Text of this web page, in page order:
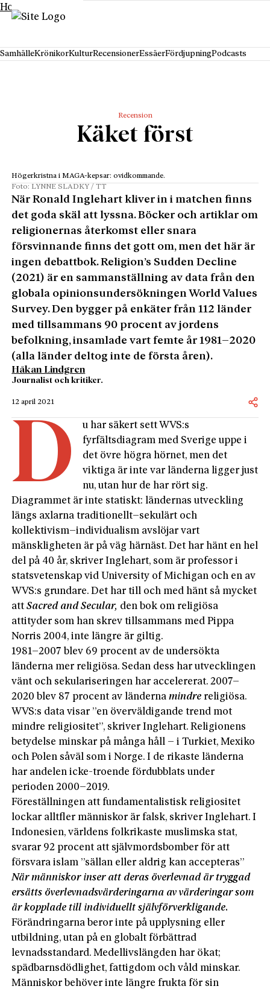
Hoppa till innehåll
SamhälleKrönikorKulturRecensionerEssäerFördjupningPodcasts
Recension
Käket först
Högerkristna i MAGA-kepsar: ovidkommande.
Foto: LYNNE SLADKY / TT
När Ronald Inglehart kliver in i matchen finns
det goda skäl att lyssna. Böcker och artiklar om
religionernas återkomst eller snara
försvinnande finns det gott om, men det här är
ingen debattbok. Religion’s Sudden Decline
(2021) är en sammanställning av data från den
globala opinionsundersökningen World Values
Survey. Den bygger på enkäter från 112 länder
med tillsammans 90 procent av jordens
befolkning, insamlade vart femte år 1981–2020
(alla länder deltog inte de första åren).
Håkan Lindgren
Journalist och kritiker.
12 april 2021
D
u har säkert sett WVS:s
fyrfältsdiagram med Sverige uppe i
det övre högra hörnet, men det
viktiga är inte var länderna ligger just
nu, utan hur de har rört sig.
Diagrammet är inte statiskt: ländernas utveckling
längs axlarna traditionellt–sekulärt och
kollektivism–individualism avslöjar vart
mänskligheten är på väg härnäst. Det har hänt en hel
del på 40 år, skriver Inglehart, som är professor i
statsvetenskap vid University of Michigan och en av
WVS:s grundare. Det har till och med hänt så mycket
attSacred and Secular, den bok om religiösa
attityder som han skrev tillsammans med Pippa
Norris 2004, inte längre är giltig.
1981–2007 blev 69 procent av de undersökta
länderna mer religiösa. Sedan dess har utvecklingen
vänt och sekulariseringen har accelererat. 2007–
2020 blev 87 procent av ländernamindre religiösa.
WVS:s data visar ”en överväldigande trend mot
mindre religiositet”, skriver Inglehart. Religionens
betydelse minskar på många håll – i Turkiet, Mexiko
och Polen såväl som i Norge. I de rikaste länderna
har andelen icke-troende fördubblats under
perioden 2000–2019.
Föreställningen att fundamentalistisk religiositet
lockar alltfler människor är falsk, skriver Inglehart. I
Indonesien, världens folkrikaste muslimska stat,
svarar 92 procent att självmordsbomber för att
försvara islam ”sällan eller aldrig kan accepteras”
När människor inser att deras överlevnad är tryggad
ersätts överlevnadsvärderingarna av värderingar som
är kopplade till individuellt självförverkligande.
Förändringarna beror inte på upplysning eller
utbildning, utan på en globalt förbättrad
levnadsstandard. Medellivslängden har ökat;
spädbarnsdödlighet, fattigdom och våld minskar.
Människor behöver inte längre frukta för sin